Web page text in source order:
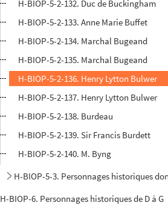
H-BIOP-5-2-132. Duc de Buckingham
H-BIOP-5-2-133. Anne Marie Buffet
H-BIOP-5-2-134. Marchal Bugeand
H-BIOP-5-2-135. Marchal Bugeand
H-BIOP-5-2-136. Henry Lytton Bulwer
H-BIOP-5-2-137. Henry Lytton Bulwer
H-BIOP-5-2-138. Burdeau
H-BIOP-5-2-139. Sir Francis Burdett
H-BIOP-5-2-140. M. Byng
H-BIOP-5-3. Personnages historiques
H-BIOP-6. Personnages historiques de D à G